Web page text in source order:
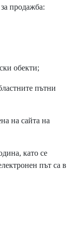
продажба:
обекти;
пътни
на сайта на
като се
път са в